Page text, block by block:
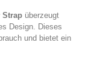
Strap überzeugt
Design. Dieses
und bietet ein